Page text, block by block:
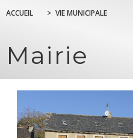
ACCUEIL > VIE MUNICIPALE
Mairie